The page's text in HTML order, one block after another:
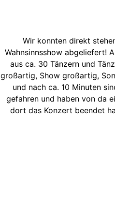
Wir konnten direkt
Wahnsinnsshow abgeliefert!
aus ca. 30 Tänzern und
großartig, Show großartig,
und nach ca. 10 Minuten
gefahren und haben von da
dort das Konzert beendet